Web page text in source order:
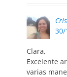
30/
Clara,
Excelente
varias